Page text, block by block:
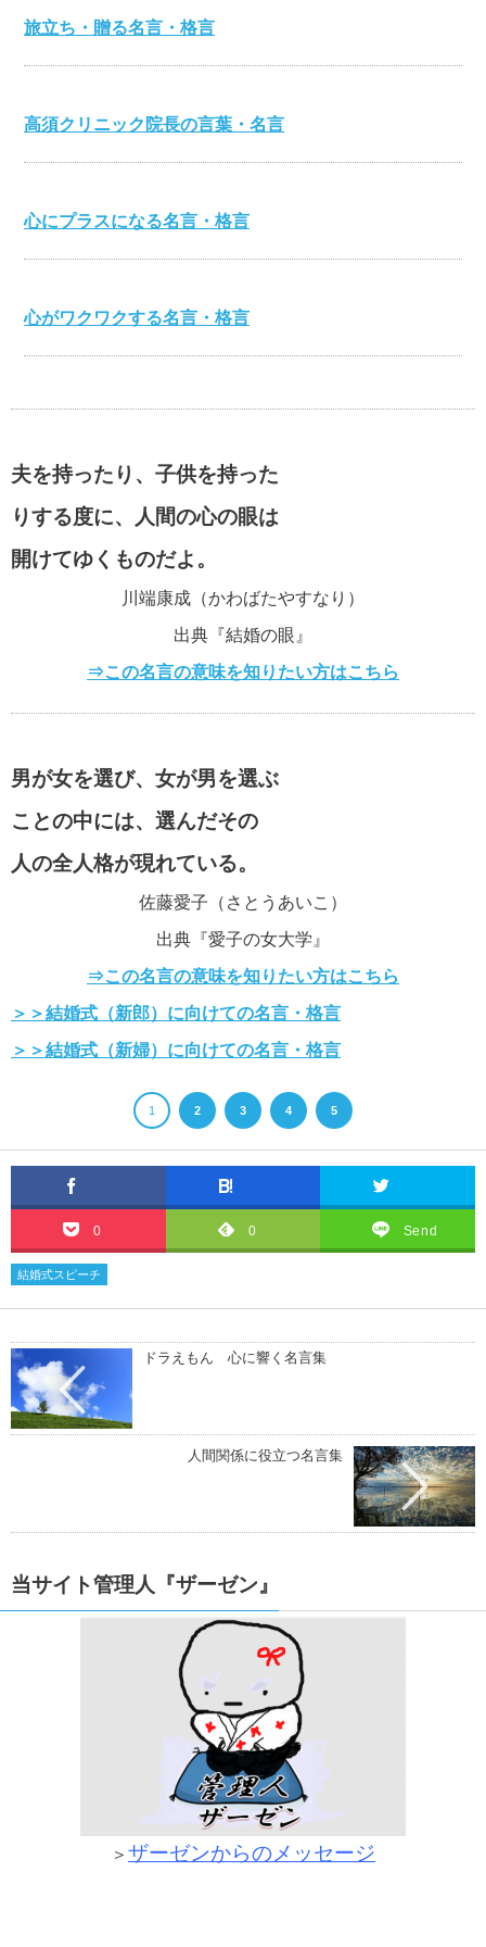
旅立ち・贈る名言・格言
高須クリニック院長の言葉・名言
心にプラスになる名言・格言
心がワクワクする名言・格言
伊集院静の名言・格言
自分が強くなる名言・格言
マザーテレサの名言・格言
松下幸之助の名言・格言
夫を持ったり、子供を持った
りする度に、人間の心の眼は
開けてゆくものだよ。
川端康成（かわばたやすなり）
出典『結婚の眼』
⇒この名言の意味を知りたい方はこちら
男が女を選び、女が男を選ぶ
ことの中には、選んだその
人の全人格が現れている。
佐藤愛子（さとうあいこ）
出典『愛子の女大学』
⇒この名言の意味を知りたい方はこちら
＞＞結婚式（新郎）に向けての名言・格言
＞＞結婚式（新婦）に向けての名言・格言
1 2 3 4 5
0 0 Send
結婚式スピーチ
ドラえもん 心に響く名言集
人間関係に役立つ名言集
当サイト管理人『ザーゼン』
＞ ザーゼンからのメッセージ